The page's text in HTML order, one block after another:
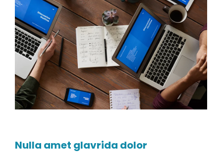
Nulla amet glavrida dolor